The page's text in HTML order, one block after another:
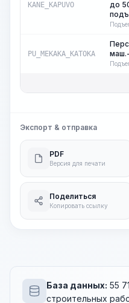
KANE_KAPUVO
до
PU_MEKAKA_KATOKA
Экспорт & отправка
PDF
Версия для печати
Поделиться
Копировать ссылку
База данных: 55
строительных